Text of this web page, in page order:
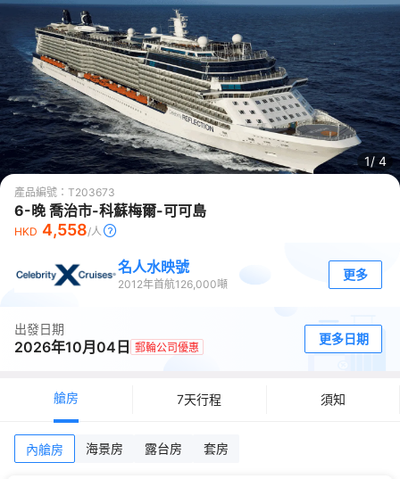
1/ 4
產品編號： T203673
6-晚 喬治市-科蘇梅爾-可可島
HKD 4,558/人
名人水映號
2012年首航126,000噸
更多
出發日期
2026年10月04日 郵輪公司優惠
更多日期
艙房 7天行程 須知
內艙房 海景房 露台房 套房